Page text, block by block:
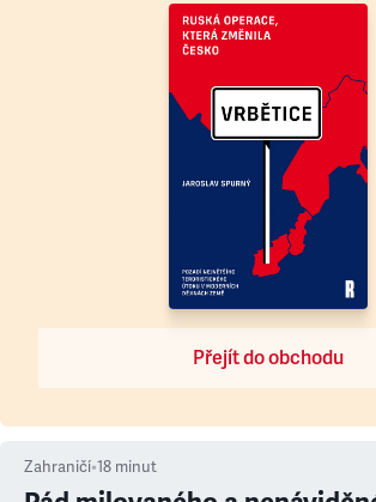
Přejít do obchodu
Zahraničí•18 minut